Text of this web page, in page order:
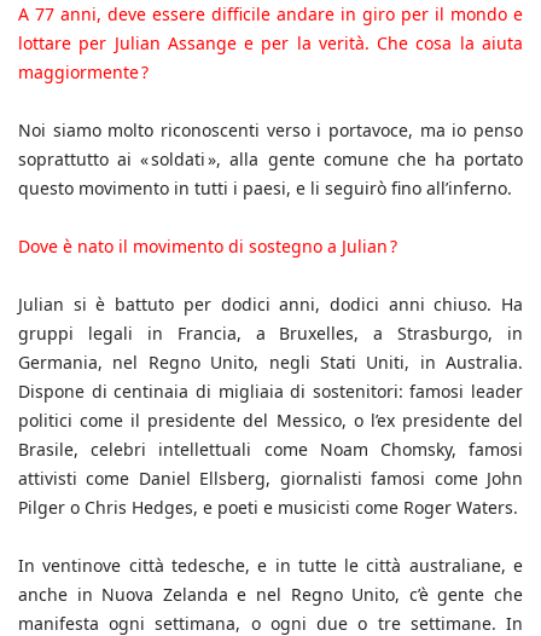
A 77 anni, deve essere difficile andare in giro per il mondo e
lottare per Julian Assange e per la verità. Che cosa la aiuta
maggiormente ?
Noi siamo molto riconoscenti verso i portavoce, ma io penso
soprattutto ai « soldati », alla gente comune che ha portato
questo movimento in tutti i paesi, e li seguirò fino all’inferno.
Dove è nato il movimento di sostegno a Julian ?
Julian si è battuto per dodici anni, dodici anni chiuso. Ha
gruppi legali in Francia, a Bruxelles, a Strasburgo, in
Germania, nel Regno Unito, negli Stati Uniti, in Australia.
Dispone di centinaia di migliaia di sostenitori: famosi leader
politici come il presidente del Messico, o l’ex presidente del
Brasile, celebri intellettuali come Noam Chomsky, famosi
attivisti come Daniel Ellsberg, giornalisti famosi come John
Pilger o Chris Hedges, e poeti e musicisti come Roger Waters.
In ventinove città tedesche, e in tutte le città australiane, e
anche in Nuova Zelanda e nel Regno Unito, c’è gente che
manifesta ogni settimana, o ogni due o tre settimane. In